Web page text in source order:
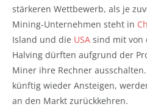
stärkeren Wettbewerb, als je
Mining-Unternehmen steht in
Island und die USA sind mit von
Halving dürften aufgrund der
Miner ihre Rechner
künftig wieder Ansteigen,
an den Markt zurückkehren.